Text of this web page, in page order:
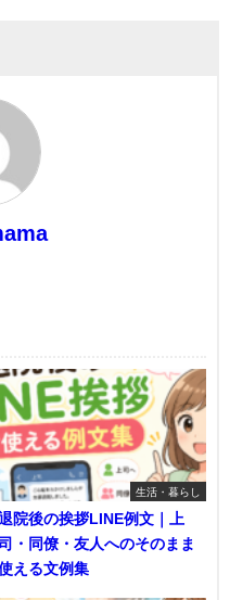
生活・暮らし
院後の挨拶LINE例文｜上
・同僚・友人へのそのまま
える文例集